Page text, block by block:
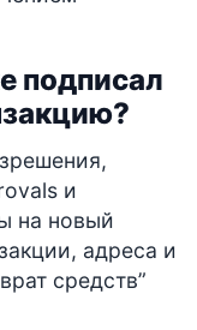
подписал
и
на новый
адреса и
средств”